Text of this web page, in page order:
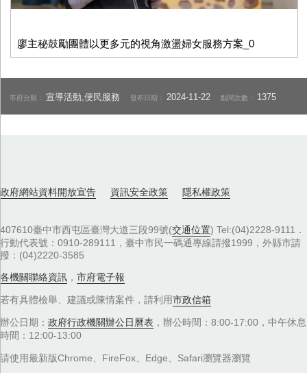
廖主秘鼓勵團體以更多元的視角激盪婦女服務方案_0
市府分類：宣導活動,便民服務 發布日期：2024-11-22 點閱次數： 1375
政府網站資料開放宣告 資訊安全政策 隱私權政策
407610臺中市西屯區臺灣大道三段99號(交通位置) Tel:(04)2228-9111．
行動代表號：0910-289111，臺中市民一碼通專線請撥1999，外縣市請
撥：(04)2220-3585
各機關聯絡資訊 ， 市府電子報
若有具體檢舉、建議或陳情案件，請利用市政信箱
辦公日期： 政府行政機關辦公日曆表 ，辦公時間：8:00-17:00，中午休息
時間：12:00-13:00
請使用最新版Chrome、FireFox、Edge、Safari瀏覽器瀏覽